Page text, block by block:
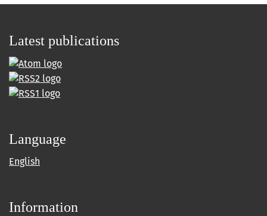
Latest publications
Language
English
Information